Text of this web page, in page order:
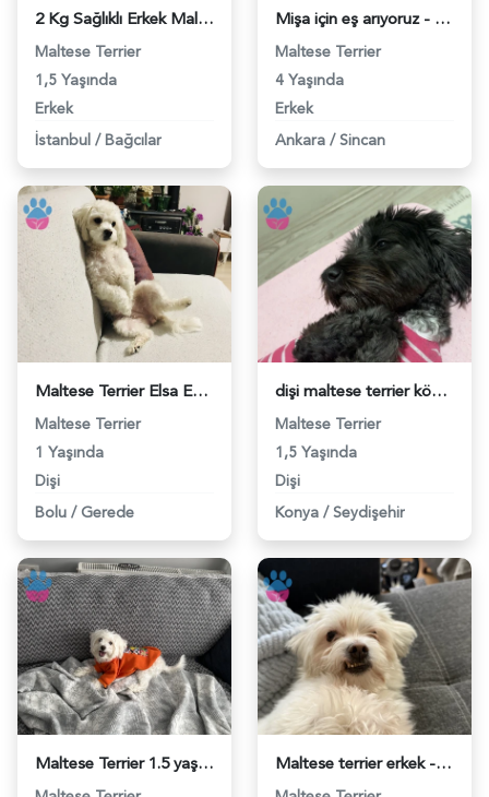
2 Kg Sağlıklı Erkek Maltese Terrier Oğluma Dişi Eş Arıyoruz - 118983603
Maltese Terrier
1,5 Yaşında
Erkek
İstanbul / Bağcılar
Mişa için eş arıyoruz - 118983473
Maltese Terrier
4 Yaşında
Erkek
Ankara / Sincan
Maltese Terrier Elsa Eş Arıyor - 118983158
Maltese Terrier
1 Yaşında
Dişi
Bolu / Gerede
dişi maltese terrier köpeğim için erkek eş arıyorum - 118983127
Maltese Terrier
1,5 Yaşında
Dişi
Konya / Seydişehir
Maltese Terrier 1.5 yaş Erkek acil eş - 118983107 Maltese terrier erkek - 118983046